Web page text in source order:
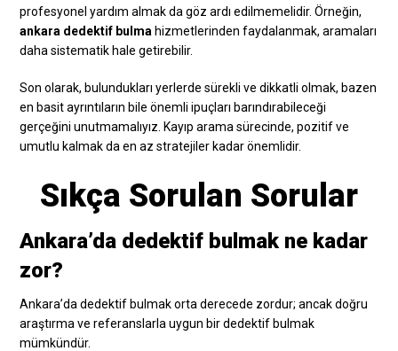
profesyonel yardım almak da göz ardı edilmemelidir. Örneğin,
ankara dedektif bulma hizmetlerinden faydalanmak, aramaları
daha sistematik hale getirebilir.
Son olarak, bulundukları yerlerde sürekli ve dikkatli olmak, bazen
en basit ayrıntıların bile önemli ipuçları barındırabileceği
gerçeğini unutmamalıyız. Kayıp arama sürecinde, pozitif ve
umutlu kalmak da en az stratejiler kadar önemlidir.
Sıkça Sorulan Sorular
Ankara’da dedektif bulmak ne kadar
zor?
Ankara’da dedektif bulmak orta derecede zordur; ancak doğru
araştırma ve referanslarla uygun bir dedektif bulmak
mümkündür.